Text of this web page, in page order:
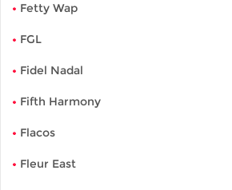
Fetty Wap
FGL
Fidel Nadal
Fifth Harmony
Flacos
Fleur East